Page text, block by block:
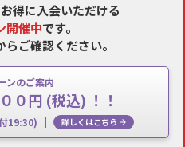
得に入会いただける
開催中です。
ご確認ください。
ンのご案内
０円 (税込) ！！
19:30) 詳しくはこちら